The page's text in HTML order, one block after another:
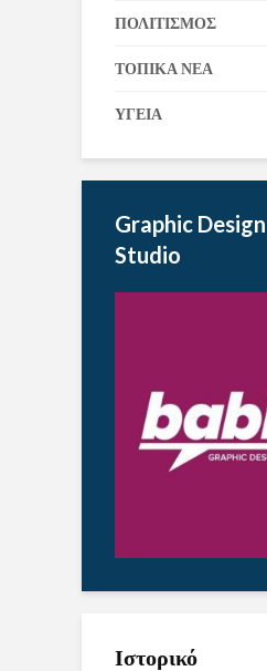
ΠΟΛΙΤΙΣΜΟΣ
ΤΟΠΙΚΑ ΝΕΑ
ΥΓΕΙΑ
Graphic
Studio
Ιστορικό